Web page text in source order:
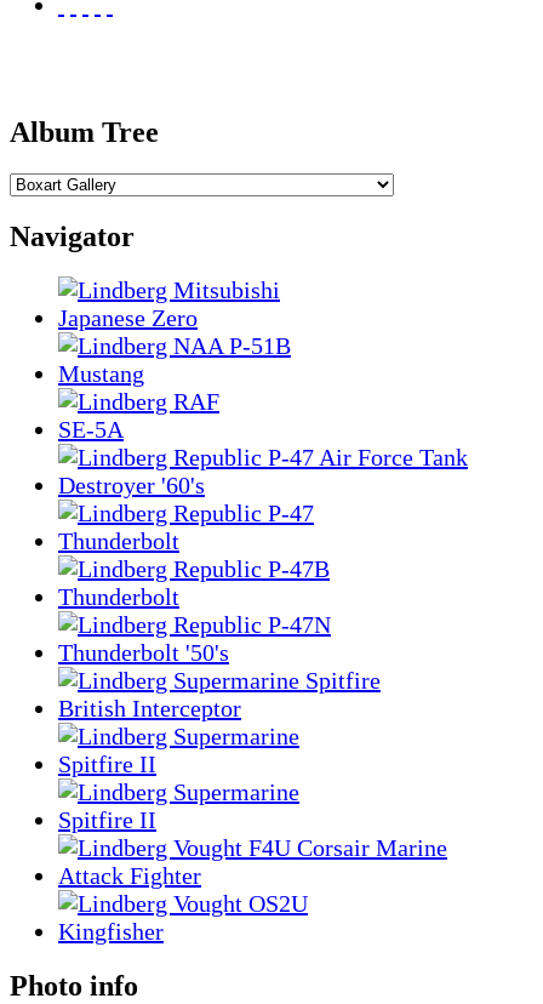
Album Tree
Navigator
Photo info